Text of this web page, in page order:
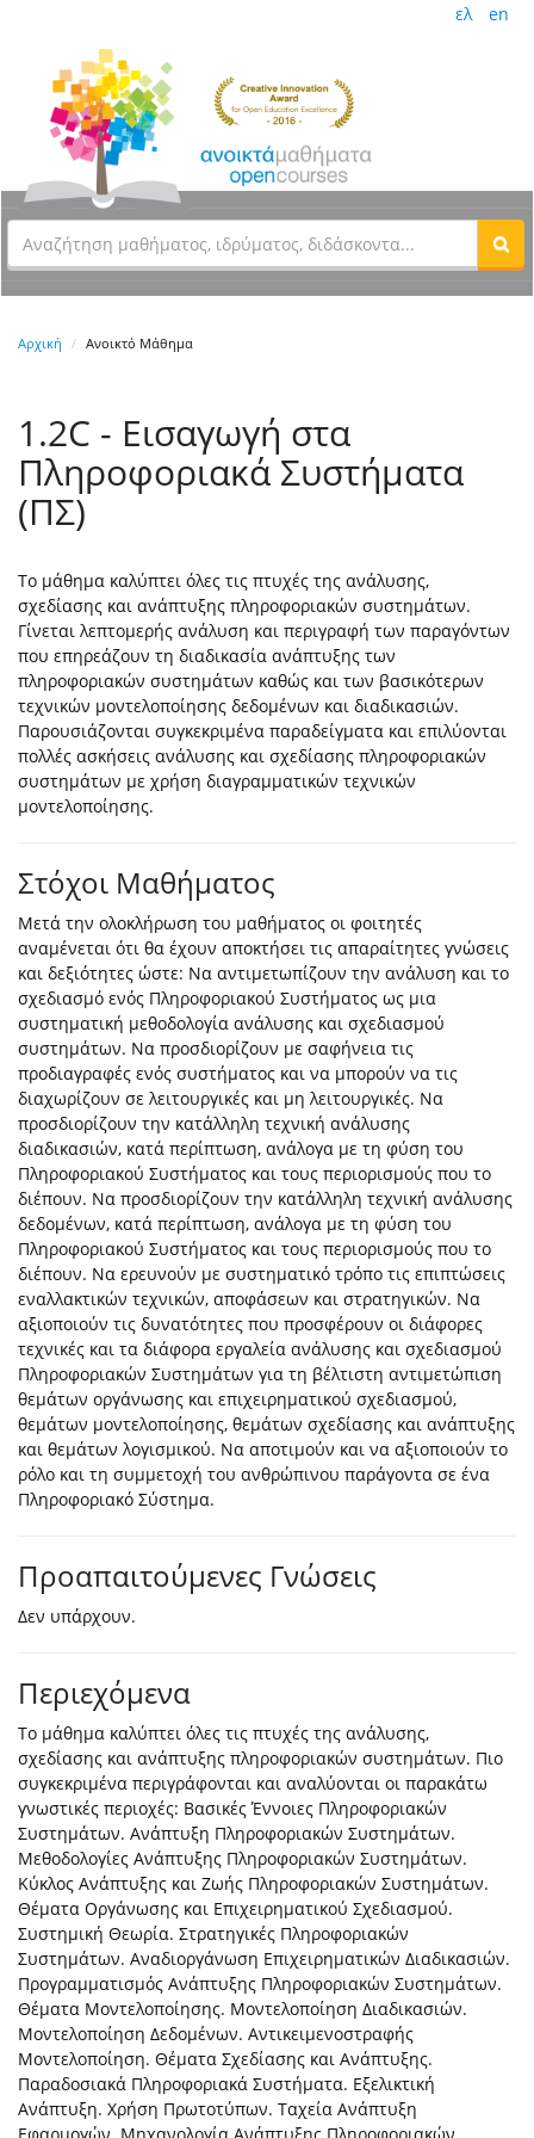
ελ en
Αρχική Ανοικτό Μάθημα
1.2C - Εισαγωγή στα
Πληροφοριακά Συστήματα
(ΠΣ)
Το μάθημα καλύπτει όλες τις πτυχές της ανάλυσης,
σχεδίασης και ανάπτυξης πληροφοριακών συστημάτων.
Γίνεται λεπτομερής ανάλυση και περιγραφή των παραγόντων
που επηρεάζουν τη διαδικασία ανάπτυξης των
πληροφοριακών συστημάτων καθώς και των βασικότερων
τεχνικών μοντελοποίησης δεδομένων και διαδικασιών.
Παρουσιάζονται συγκεκριμένα παραδείγματα και επιλύονται
πολλές ασκήσεις ανάλυσης και σχεδίασης πληροφοριακών
συστημάτων με χρήση διαγραμματικών τεχνικών
μοντελοποίησης.
Στόχοι Μαθήματος
Μετά την ολοκλήρωση του μαθήματος οι φοιτητές
αναμένεται ότι θα έχουν αποκτήσει τις απαραίτητες γνώσεις
και δεξιότητες ώστε: Να αντιμετωπίζουν την ανάλυση και το
σχεδιασμό ενός Πληροφοριακού Συστήματος ως μια
συστηματική μεθοδολογία ανάλυσης και σχεδιασμού
συστημάτων. Να προσδιορίζουν με σαφήνεια τις
προδιαγραφές ενός συστήματος και να μπορούν να τις
διαχωρίζουν σε λειτουργικές και μη λειτουργικές. Να
προσδιορίζουν την κατάλληλη τεχνική ανάλυσης
διαδικασιών, κατά περίπτωση, ανάλογα με τη φύση του
Πληροφοριακού Συστήματος και τους περιορισμούς που το
διέπουν. Να προσδιορίζουν την κατάλληλη τεχνική ανάλυσης
δεδομένων, κατά περίπτωση, ανάλογα με τη φύση του
Πληροφοριακού Συστήματος και τους περιορισμούς που το
διέπουν. Να ερευνούν με συστηματικό τρόπο τις επιπτώσεις
εναλλακτικών τεχνικών, αποφάσεων και στρατηγικών. Να
αξιοποιούν τις δυνατότητες που προσφέρουν οι διάφορες
τεχνικές και τα διάφορα εργαλεία ανάλυσης και σχεδιασμού
Πληροφοριακών Συστημάτων για τη βέλτιστη αντιμετώπιση
θεμάτων οργάνωσης και επιχειρηματικού σχεδιασμού,
θεμάτων μοντελοποίησης, θεμάτων σχεδίασης και ανάπτυξης
και θεμάτων λογισμικού. Να αποτιμούν και να αξιοποιούν το
ρόλο και τη συμμετοχή του ανθρώπινου παράγοντα σε ένα
Πληροφοριακό Σύστημα.
Προαπαιτούμενες Γνώσεις
Δεν υπάρχουν.
Περιεχόμενα
Το μάθημα καλύπτει όλες τις πτυχές της ανάλυσης,
σχεδίασης και ανάπτυξης πληροφοριακών συστημάτων. Πιο
συγκεκριμένα περιγράφονται και αναλύονται οι παρακάτω
γνωστικές περιοχές: Βασικές Έννοιες Πληροφοριακών
Συστημάτων. Ανάπτυξη Πληροφοριακών Συστημάτων.
Μεθοδολογίες Ανάπτυξης Πληροφοριακών Συστημάτων.
Κύκλος Ανάπτυξης και Ζωής Πληροφοριακών Συστημάτων.
Θέματα Οργάνωσης και Επιχειρηματικού Σχεδιασμού.
Συστημική Θεωρία. Στρατηγικές Πληροφοριακών
Συστημάτων. Αναδιοργάνωση Επιχειρηματικών Διαδικασιών.
Προγραμματισμός Ανάπτυξης Πληροφοριακών Συστημάτων.
Θέματα Μοντελοποίησης. Μοντελοποίηση Διαδικασιών.
Μοντελοποίηση Δεδομένων. Αντικειμενοστραφής
Μοντελοποίηση. Θέματα Σχεδίασης και Ανάπτυξης.
Παραδοσιακά Πληροφοριακά Συστήματα. Εξελικτική
Ανάπτυξη. Χρήση Πρωτοτύπων. Ταχεία Ανάπτυξη